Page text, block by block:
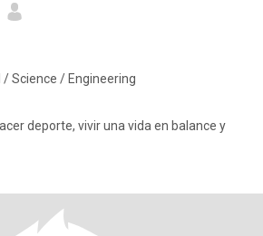
/ Science / Engineering
deporte, vivir una vida en balance y